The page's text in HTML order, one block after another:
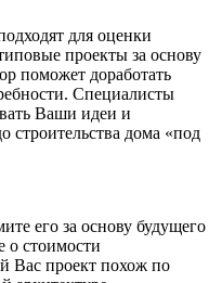
для оценки
проекты за основу
поможет доработать
Специалисты
Ваши идеи и
строительства дома «под
его за основу будущего
о стоимости
Вас проект похож по